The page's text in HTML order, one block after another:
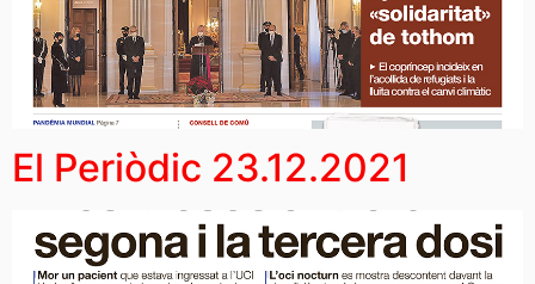
El Periòdic 23.12.2021